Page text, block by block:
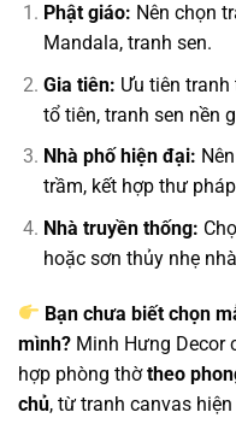
Phật giáo: Nên chọn
Mandala, tranh sen.
Gia tiên: Ưu tiên tranh
tổ tiên, tranh sen nền
Nhà phố hiện đại:
trầm, kết hợp thư
Nhà truyền thống:
hoặc sơn thủy nhẹ
Bạn chưa biết chọn
mình? Minh Hưng Decor
hợp phòng thờtheo
chủ, từ tranh canvas